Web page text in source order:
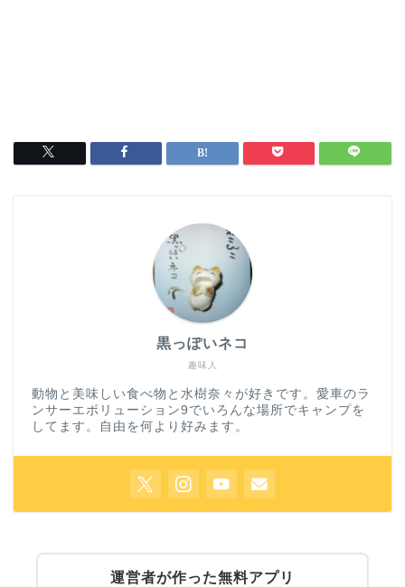
趣味人
黒っぽいネコ
動物と美味しい食べ物と水樹奈々が好きです。愛車のラ
ンサーエボリューション9でいろんな場所でキャンプを
してます。自由を何より好みます。
運営者が作った無料アプリ